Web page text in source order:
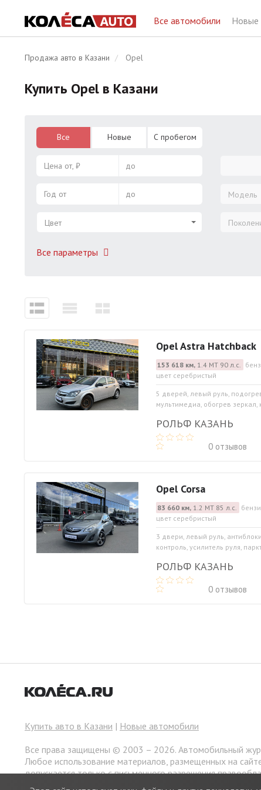
Все автомобили Новые
Продажа авто в Казани Opel
Купить Opel в Казани
Все Новые С пробегом
Цена от, ₽ до
Год от до
Цвет
Все параметры
Модель
Opel Astra Hatchback
153 618 км,1.4 МТ 90 л.с.
цвет серебристый
5 дверей, левый руль,
мультимедиа, обогрев зеркал,
РОЛЬФ КАЗАНЬ
0 отзывов
Opel Corsa
83 660 км,1.2 МТ 85 л.с.
цвет серебристый
3 двери, левый руль,
контроль, усилитель руля,
РОЛЬФ КАЗАНЬ
0 отзывов
Купить авто в Казани | Новые автомобили
Все права защищены © 2003 – 2026. Автомобильный
Любое использование материалов, размещенных на
допускается только с письменного разрешения